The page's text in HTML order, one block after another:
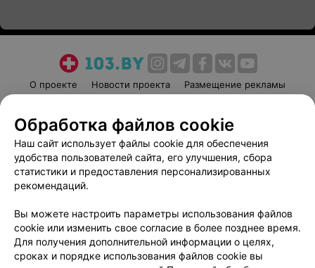
О проекте Новости проекта
Размещение рекламы
Пользовательское соглашение
Способы оплаты
Вакансии
Партнеры
Написать руководителю 103.by
Обработка персональных данных
Обработка файлов cookie
Наш сайт использует файлы cookie для обеспечения
удобства пользователей сайта, его улучшения, сбора
статистики и предоставления персонализированных
рекомендаций.
Вы можете настроить параметры использования файлов
cookie или изменить свое согласие в более позднее время.
Для получения дополнительной информации о целях,
сроках и порядке использования файлов cookie вы